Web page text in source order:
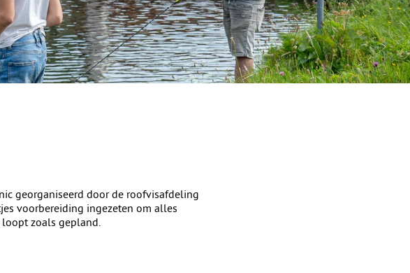
georganiseerd door de roofvisafdeling
voorbereiding ingezeten om alles
zoals gepland.